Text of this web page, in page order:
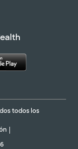
todos los